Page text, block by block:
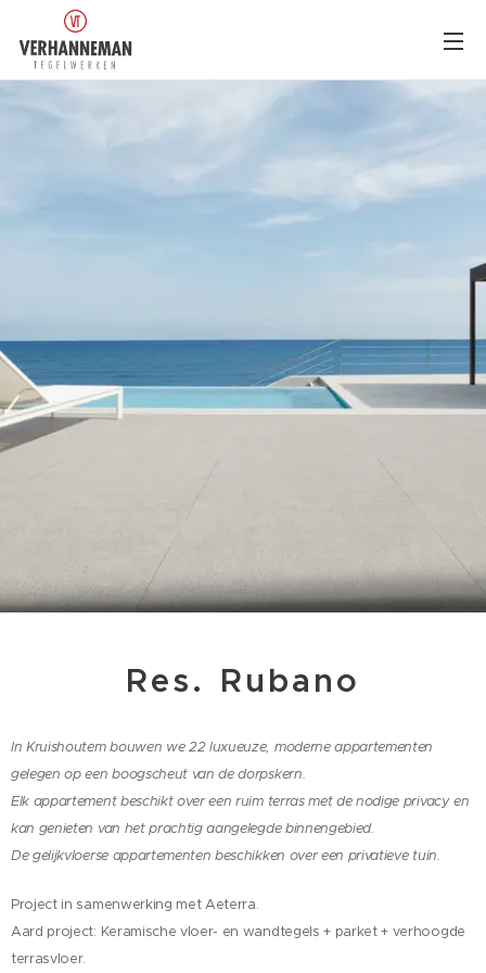
Res. Rubano
In Kruishoutem bouwen we 22 luxueuze, moderne appartementen
gelegen op een boogscheut van de dorpskern.
Elk appartement beschikt over een ruim terras met de nodige privacy en
kan genieten van het prachtig aangelegde binnengebied.
De gelijkvloerse appartementen beschikken over een privatieve tuin.
Project in samenwerking met Aeterra.
Aard project: Keramische vloer- en wandtegels + parket + verhoogde
terrasvloer.